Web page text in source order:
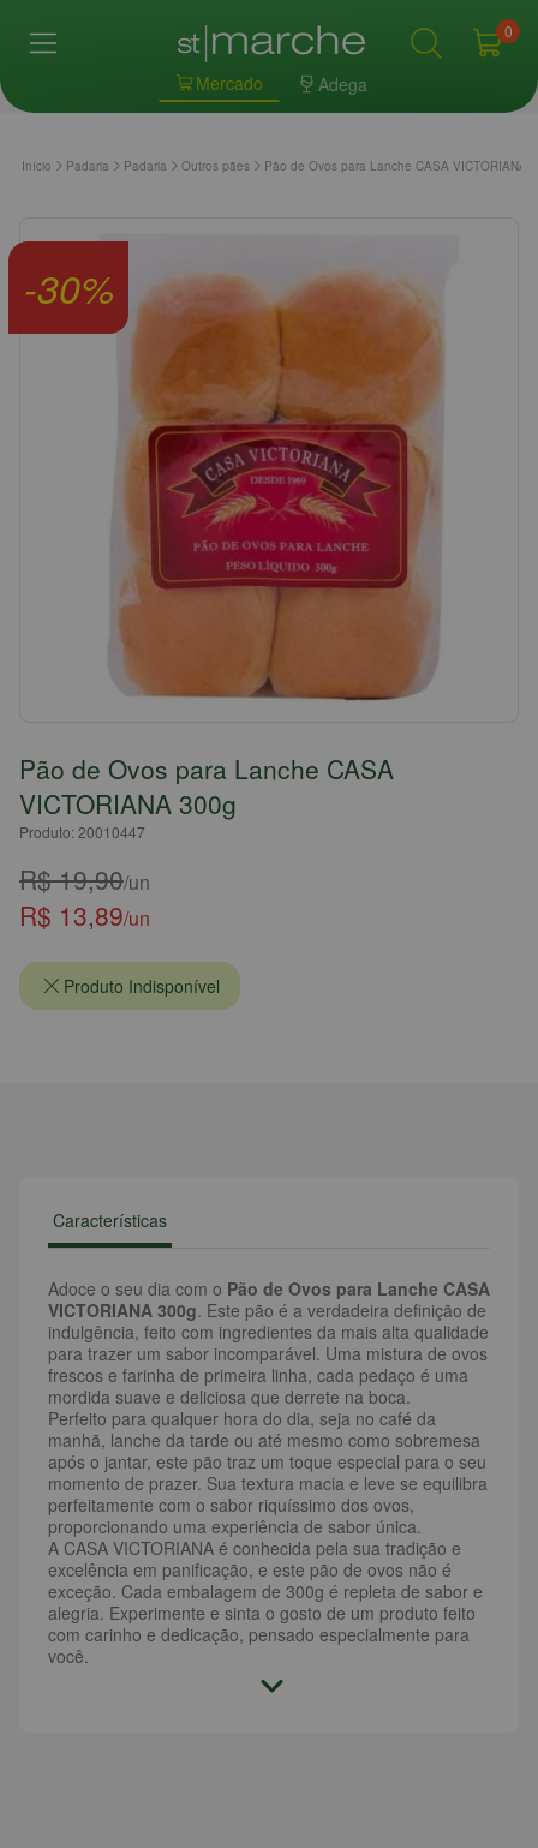
Mercado Adega
0
Início Padaria Padaria Outros pães Pão de Ovos para Lanche CASA VICTORIANA
-30%
Pão de Ovos para Lanche CASA
VICTORIANA 300g
Produto: 20010447
R$ 19,90/un
R$ 13,89/un
Produto Indisponível
Características
Adoce o seu dia com o Pão de Ovos para Lanche CASA
VICTORIANA 300g. Este pão é a verdadeira definição de
indulgência, feito com ingredientes da mais alta qualidade
para trazer um sabor incomparável. Uma mistura de ovos
frescos e farinha de primeira linha, cada pedaço é uma
mordida suave e deliciosa que derrete na boca.
Perfeito para qualquer hora do dia, seja no café da
manhã, lanche da tarde ou até mesmo como sobremesa
após o jantar, este pão traz um toque especial para o seu
momento de prazer. Sua textura macia e leve se equilibra
perfeitamente com o sabor riquíssimo dos ovos,
proporcionando uma experiência de sabor única.
A CASA VICTORIANA é conhecida pela sua tradição e
excelência em panificação, e este pão de ovos não é
exceção. Cada embalagem de 300g é repleta de sabor e
alegria. Experimente e sinta o gosto de um produto feito
com carinho e dedicação, pensado especialmente para
você.